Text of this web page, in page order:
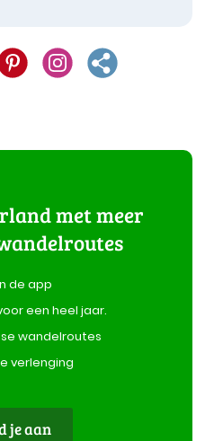
met meer
de app
een heel jaar.
wandelroutes
verlenging
je aan